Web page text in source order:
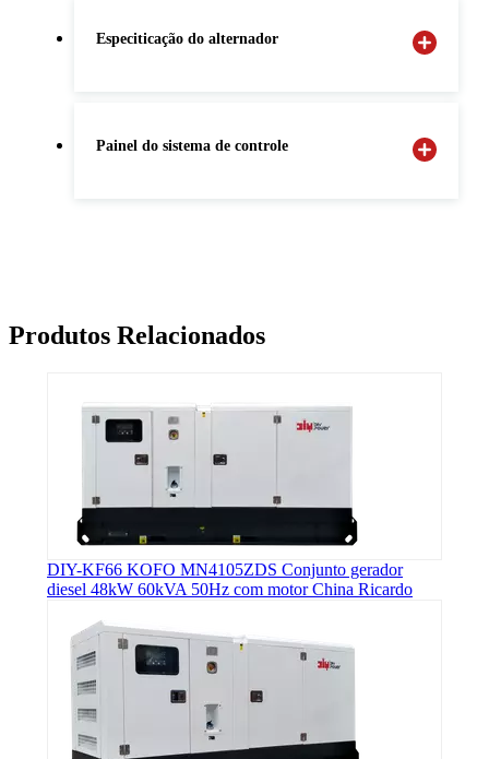
Especiticação do alternador
Painel do sistema de controle
Produtos Relacionados
DIY-KF66 KOFO MN4105ZDS Conjunto gerador
diesel 48kW 60kVA 50Hz com motor China Ricardo